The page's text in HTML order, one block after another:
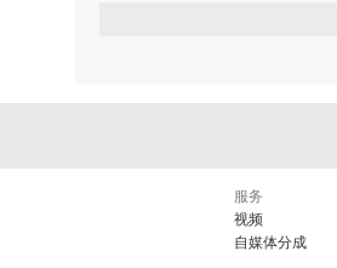
服务
视频
自媒体分成